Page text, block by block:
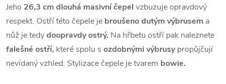
Jeho 26,3 cm dlouhá masivní čepel vzbuzuje opravdový
respekt. Ostří této čepele je broušeno dutým výbrusem a
nůž je tedydoopravdy ostrý. Na hřbetu ostří pak naleznete
falešné ostří, které spolu s ozdobnými výbrusypropůjčují
nevídaný vzhled. Stylizace čepele je tvarem bowie.